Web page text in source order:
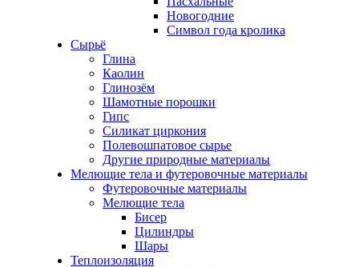
Новогодние
Символ года кролика
Сырьё
Глина
Каолин
Глинозём
Шамотные порошки
Гипс
Силикат циркония
Полевошпатовое сырье
Другие природные материалы
Мелющие тела и футеровочные материалы
Футеровочные материалы
Мелющие тела
Бисер
Цилиндры
Шары
Теплоизоляция